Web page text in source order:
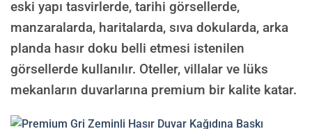
eski yapı tasvirlerde, tarihi görsellerde,
manzaralarda, haritalarda, sıva dokularda, arka
planda hasır doku belli etmesi istenilen
görsellerde kullanılır. Oteller, villalar ve lüks
mekanların duvarlarına premium bir kalite katar.